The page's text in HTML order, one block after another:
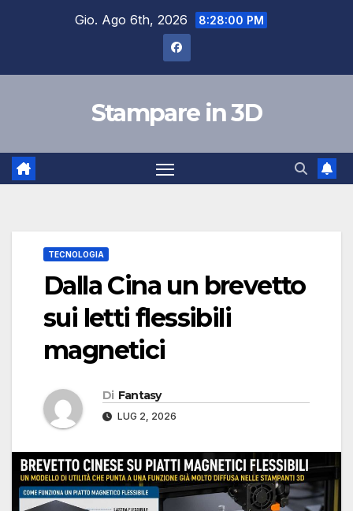
Gio. Ago 6th, 2026 8:28:01 PM
Stampare in 3D
TECNOLOGIA
Dalla Cina un brevetto
sui letti flessibili
magnetici
Di Fantasy
LUG 2, 2026